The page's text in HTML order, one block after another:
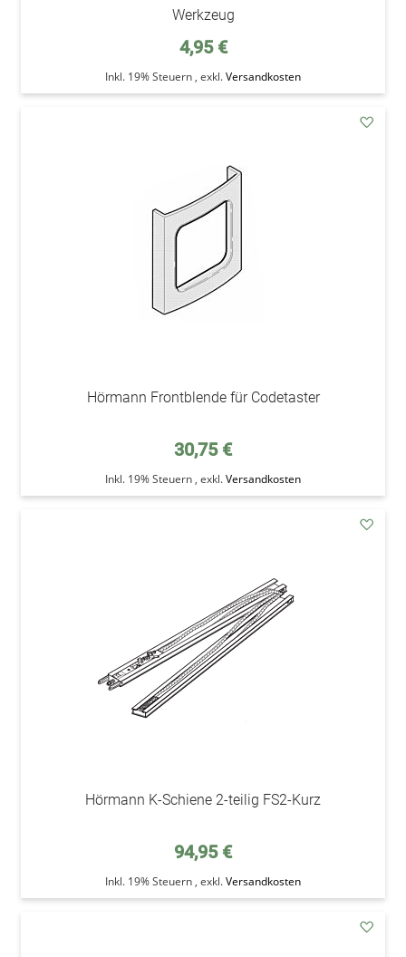
Werkzeug
4,95 €
Inkl. 19% Steuern , exkl.Versandkosten
Hörmann Frontblende für Codetaster
30,75 €
Inkl. 19% Steuern , exkl.Versandkosten
Hörmann K-Schiene 2-teilig FS2-Kurz
94,95 €
Inkl. 19% Steuern , exkl.Versandkosten